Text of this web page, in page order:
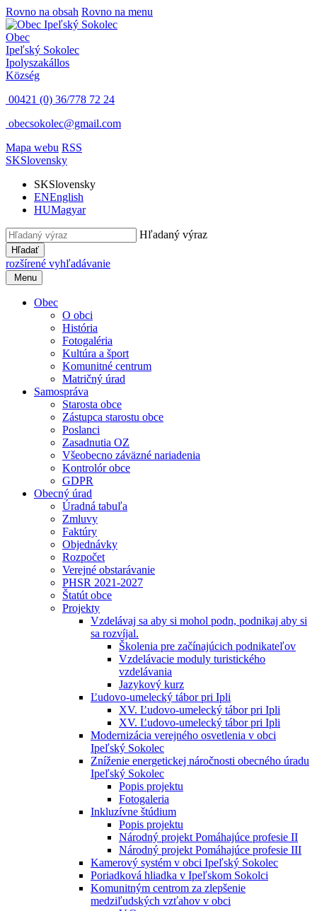
Rovno na obsah Rovno na menu
Obec
Ipeľský Sokolec
Ipolyszakállos
Község
00421 (0) 36/778 72 24
obecsokolec@gmail.com
Mapa webu RSS
SKSlovensky
SKSlovensky
ENEnglish
HUMagyar
Hľadaný výraz
Hľadať
rozšírené vyhľadávanie
Menu
Obec
O obci
História
Fotogaléria
Kultúra a šport
Komunitné centrum
Matričný úrad
Samospráva
Starosta obce
Zástupca starostu obce
Poslanci
Zasadnutia OZ
Všeobecno záväzné nariadenia
Kontrolór obce
GDPR
Obecný úrad
Úradná tabuľa
Zmluvy
Faktúry
Objednávky
Rozpočet
Verejné obstarávanie
PHSR 2021-2027
Štatút obce
Projekty
Vzdelávaj sa aby si mohol podn, podnikaj aby si
sa rozvíjal.
Školenia pre začínajúcich podnikateľov
Vzdelávacie moduly turistického
vzdelávania
Jazykový kurz
Ľudovo-umelecký tábor pri Ipli
XV. Ľudovo-umelecký tábor pri Ipli
XV. Ľudovo-umelecký tábor pri Ipli
Modernizácia verejného osvetlenia v obci
Ipeľský Sokolec
Zníženie energetickej náročnosti obecného úradu
Ipeľský Sokolec
Popis projektu
Fotogaleria
Inkluzívne štúdium
Popis projektu
Národný projekt Pomáhajúce profesie II
Národný projekt Pomáhajúce profesie III
Kamerový systém v obci Ipeľský Sokolec
Poriadková hliadka v Ipeľskom Sokolci
Komunitným centrom za zlepšenie
medziľudských vzťahov v obci